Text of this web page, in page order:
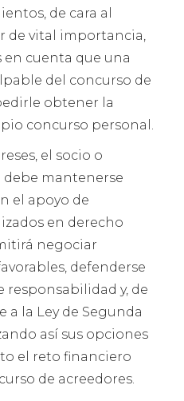
de cara al
de vital importancia,
cuenta que una
del concurso de
obtener la
concurso personal.
el socio o
mantenerse
el apoyo de
en derecho
negociar
defenderse
responsabilidad y, de
a la Ley de Segunda
así sus opciones
el reto financiero
de acreedores.